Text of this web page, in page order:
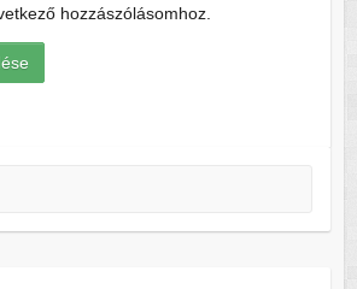
hozzászólásomhoz.